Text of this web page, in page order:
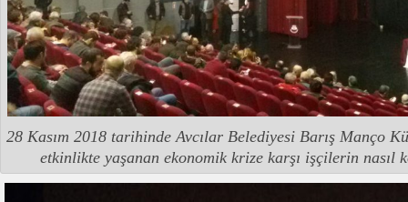
28 Kasım 2018 tarihinde Avcılar Belediyesi Barış Manço
etkinlikte yaşanan ekonomik krize karşı işçilerin nasıl